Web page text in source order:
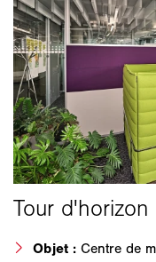
Objet : Centre de